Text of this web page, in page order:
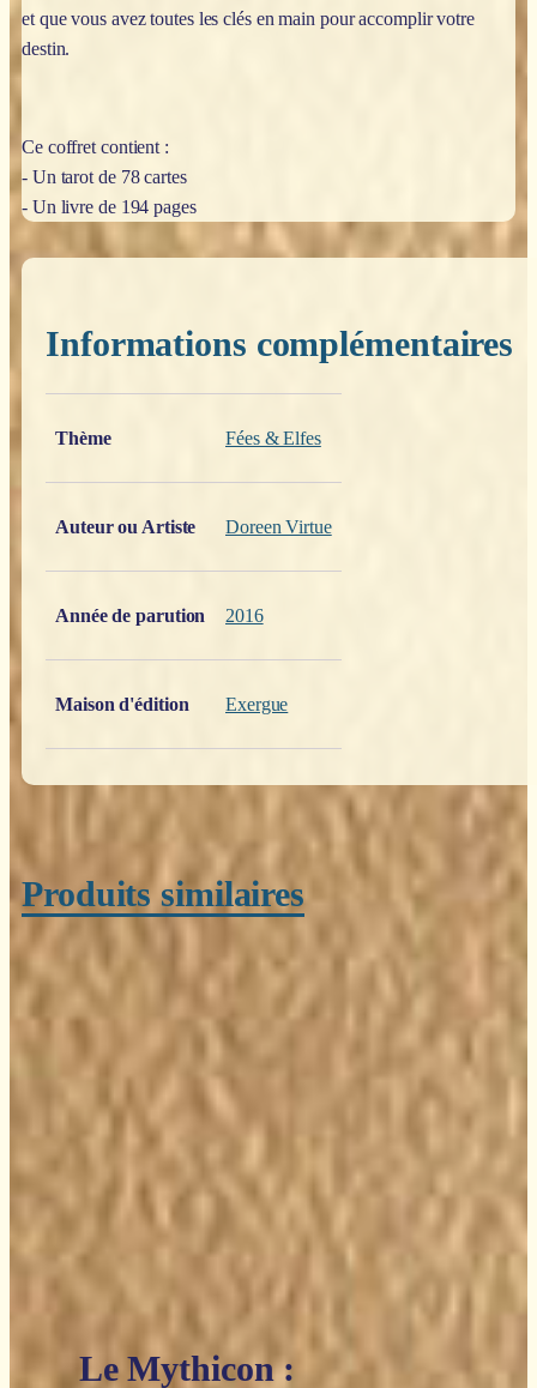
et que vous avez toutes les clés en main pour accomplir votre
destin.
Ce coffret contient :
- Un tarot de 78 cartes
- Un livre de 194 pages
Informations complémentaires
Thème
Fées & Elfes
Auteur ou Artiste Doreen Virtue
Année de parution 2016
Maison d'édition Exergue
Produits similaires
Le Mythicon :